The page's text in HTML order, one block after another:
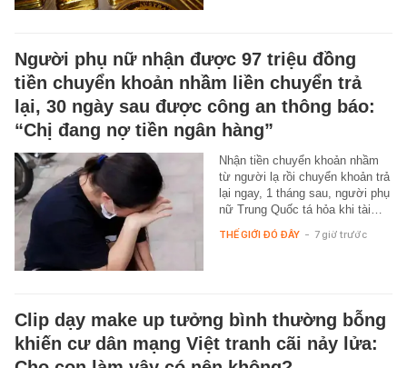
Người phụ nữ nhận được 97 triệu đồng
tiền chuyển khoản nhầm liền chuyển trả
lại, 30 ngày sau được công an thông báo:
“Chị đang nợ tiền ngân hàng”
Nhận tiền chuyển khoản nhầm
từ người lạ rồi chuyển khoản trả
lại ngay, 1 tháng sau, người phụ
nữ Trung Quốc tá hỏa khi tài…
THẾ GIỚI ĐÓ ĐÂY - 7 giờ trước
Clip dạy make up tưởng bình thường bỗng
khiến cư dân mạng Việt tranh cãi nảy lửa: